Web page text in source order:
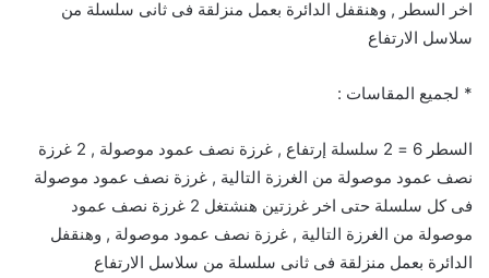
اخر السطر , وهنقفل الدائرة بعمل منزلقة فى ثانى سلسلة من
سلاسل الارتفاع
* لجميع المقاسات :
السطر 6 = 2 سلسلة إرتفاع , غرزة نصف عمود موصولة , 2 غرزة
نصف عمود موصولة من الغرزة التالية , غرزة نصف عمود موصولة
فى كل سلسلة حتى اخر غرزتين هنشتغل 2 غرزة نصف عمود
موصولة من الغرزة التالية , غرزة نصف عمود موصولة , وهنقفل
الدائرة بعمل منزلقة فى ثانى سلسلة من سلاسل الارتفاع